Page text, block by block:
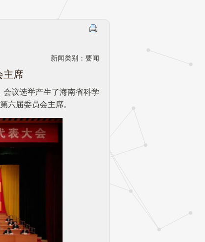
新闻类别：要闻
主席
会议选举产生了海南省科学
六届委员会主席。